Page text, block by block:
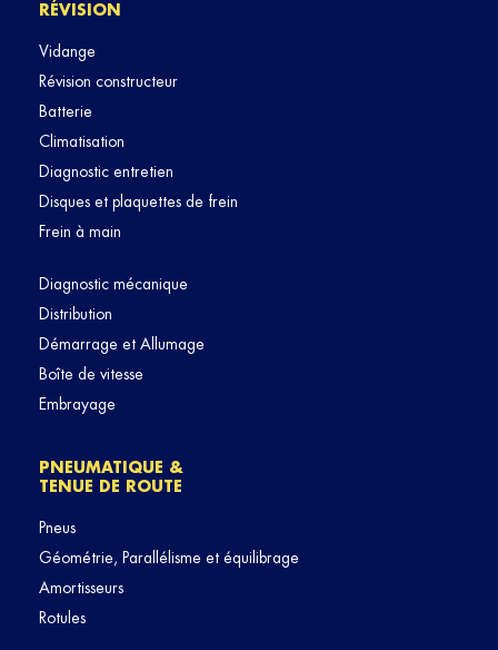
RÉVISION
Vidange
Révision constructeur
Batterie
Climatisation
Diagnostic entretien
Disques et plaquettes de frein
Frein à main
Diagnostic mécanique
Distribution
Démarrage et Allumage
Boîte de vitesse
Embrayage
PNEUMATIQUE &
TENUE DE ROUTE
Pneus
Géométrie, Parallélisme et équilibrage
Amortisseurs
Rotules